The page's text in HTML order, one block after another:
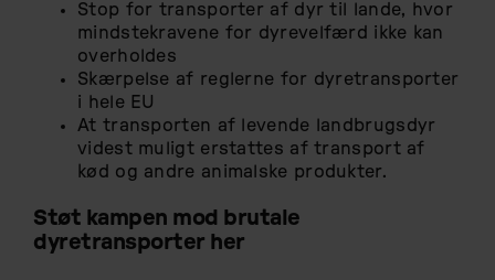
Stop for transporter af dyr til lande, hvor
mindstekravene for dyrevelfærd ikke kan
overholdes
Skærpelse af reglerne for dyretransporter
i hele EU
At transporten af levende landbrugsdyr
videst muligt erstattes af transport af
kød og andre animalske produkter.
Støt kampen mod brutale
dyretransporter her